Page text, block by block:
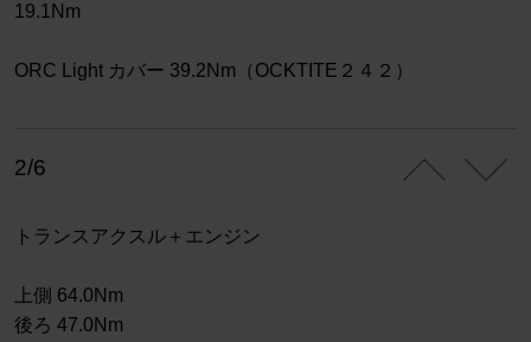
19.1Nm
ORC Light カバー 39.2Nm（OCKTITE２４２）
2/6
トランスアクスル＋エンジン
上側 64.0Nm
後ろ 47.0Nm